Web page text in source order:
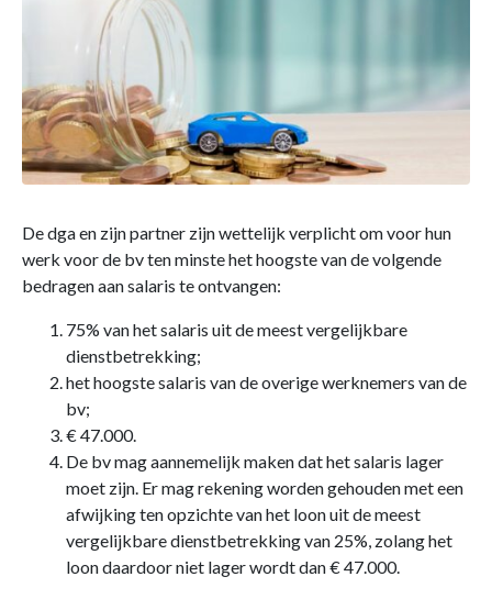
De dga en zijn partner zijn wettelijk verplicht om voor hun
werk voor de bv ten minste het hoogste van de volgende
bedragen aan salaris te ontvangen:
75% van het salaris uit de meest vergelijkbare
dienstbetrekking;
het hoogste salaris van de overige werknemers van de
bv;
€ 47.000.
De bv mag aannemelijk maken dat het salaris lager
moet zijn. Er mag rekening worden gehouden met een
afwijking ten opzichte van het loon uit de meest
vergelijkbare dienstbetrekking van 25%, zolang het
loon daardoor niet lager wordt dan € 47.000.